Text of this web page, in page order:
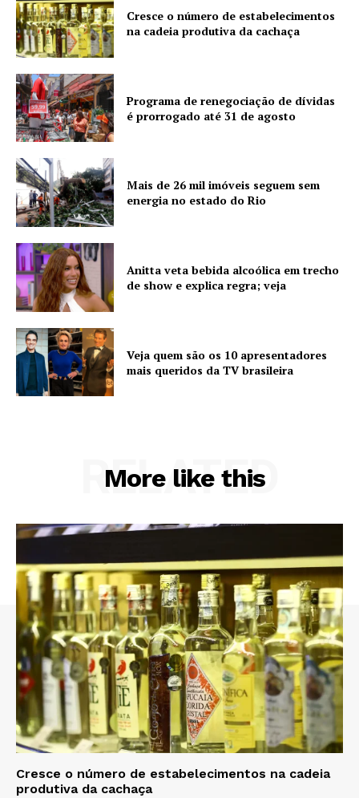
Cresce o número de estabelecimentos
na cadeia produtiva da cachaça
Programa de renegociação de dívidas
é prorrogado até 31 de agosto
Mais de 26 mil imóveis seguem sem
energia no estado do Rio
Anitta veta bebida alcoólica em trecho
de show e explica regra; veja
Veja quem são os 10 apresentadores
mais queridos da TV brasileira
More like this
RELATED
Cresce o número de estabelecimentos na cadeia
produtiva da cachaça